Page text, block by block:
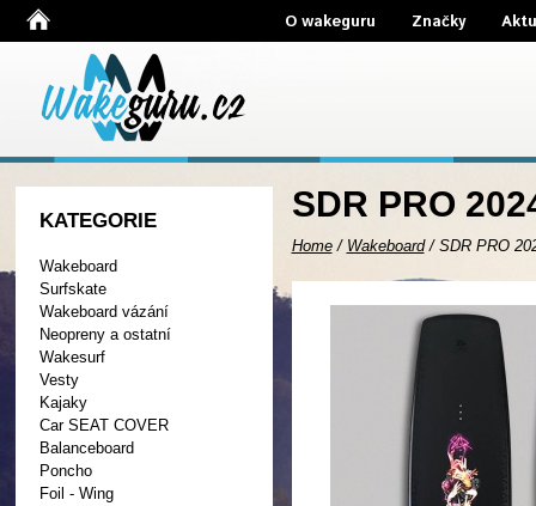
O wakeguru Značky
KATEGORIE
Wakeboard
Surfskate
Wakeboard vázání
Neopreny a ostatní
Wakesurf
Vesty
Kajaky
Car SEAT COVER
Balanceboard
Poncho
Foil - Wing
SDR PRO
Home/ Wakeboard/ SDR PRO